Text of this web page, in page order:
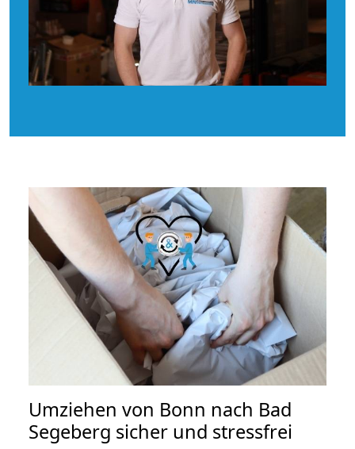
Umziehen von Bonn nach Bad
Segeberg sicher und stressfrei